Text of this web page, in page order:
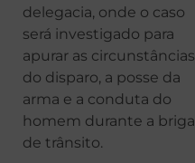
delegacia, onde o caso
será investigado para
apurar as circunstâncias
do disparo, a posse da
arma e a conduta do
homem durante a briga
de trânsito.